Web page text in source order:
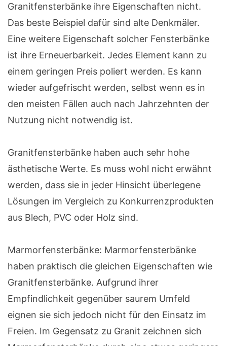
Granitfensterbänke ihre Eigenschaften nicht.
Das beste Beispiel dafür sind alte Denkmäler.
Eine weitere Eigenschaft solcher Fensterbänke
ist ihre Erneuerbarkeit. Jedes Element kann zu
einem geringen Preis poliert werden. Es kann
wieder aufgefrischt werden, selbst wenn es in
den meisten Fällen auch nach Jahrzehnten der
Nutzung nicht notwendig ist.
Granitfensterbänke haben auch sehr hohe
ästhetische Werte. Es muss wohl nicht erwähnt
werden, dass sie in jeder Hinsicht überlegene
Lösungen im Vergleich zu Konkurrenzprodukten
aus Blech, PVC oder Holz sind.
Marmorfensterbänke: Marmorfensterbänke
haben praktisch die gleichen Eigenschaften wie
Granitfensterbänke. Aufgrund ihrer
Empfindlichkeit gegenüber saurem Umfeld
eignen sie sich jedoch nicht für den Einsatz im
Freien. Im Gegensatz zu Granit zeichnen sich